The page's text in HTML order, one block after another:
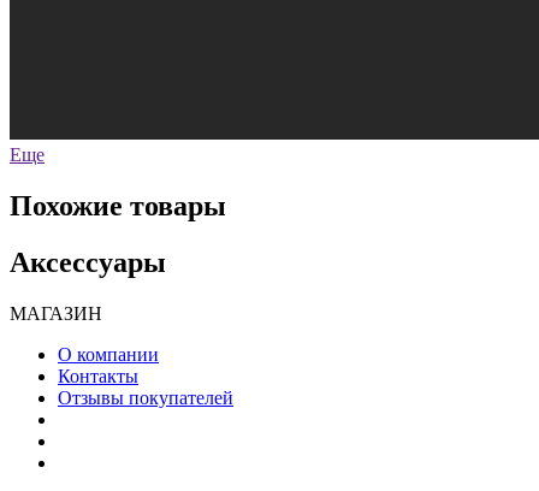
Еще
Похожие товары
Аксессуары
МАГАЗИН
О компании
Контакты
Отзывы покупателей